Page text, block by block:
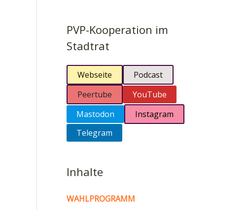
PVP-Kooperation im
Stadtrat
Webseite
Podcast
Peertube
YouTube
Mastodon
Instagram
Telegram
Inhalte
WAHLPROGRAMM